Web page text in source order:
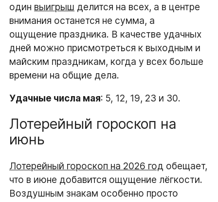
один выигрыш делится на всех, а в центре
внимания останется не сумма, а
ощущение праздника. В качестве удачных
дней можно присмотреться к выходным и
майским праздникам, когда у всех больше
времени на общие дела.
Удачные числа мая: 5, 12, 19, 23 и 30.
Лотерейный гороскоп на
июнь
Лотерейный гороскоп на 2026 год обещает,
что в июне добавится ощущение лёгкости.
Воздушным знакам особенно просто